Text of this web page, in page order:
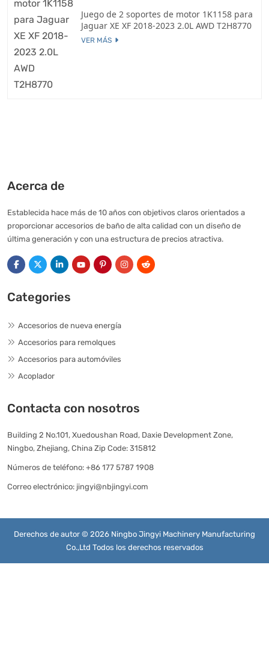
Juego de 2 soportes de motor 1K1158 para
Jaguar XE XF 2018-2023 2.0L AWD T2H8770
VER MÁS
Acerca de
Establecida hace más de 10 años con objetivos claros orientados a
proporcionar accesorios de baño de alta calidad con un diseño de
última generación y con una estructura de precios atractiva.
Categories
Accesorios de nueva energía
Accesorios para remolques
Accesorios para automóviles
Acoplador
Contacta con nosotros
Building 2 No.101, Xuedoushan Road, Daxie Development Zone,
Ningbo, Zhejiang, China Zip Code: 315812
Números de teléfono: +86 177 5787 1908
Correo electrónico: jingyi@nbjingyi.com
Derechos de autor © 2026 Ningbo Jingyi Machinery Manufacturing
Co.,Ltd Todos los derechos reservados